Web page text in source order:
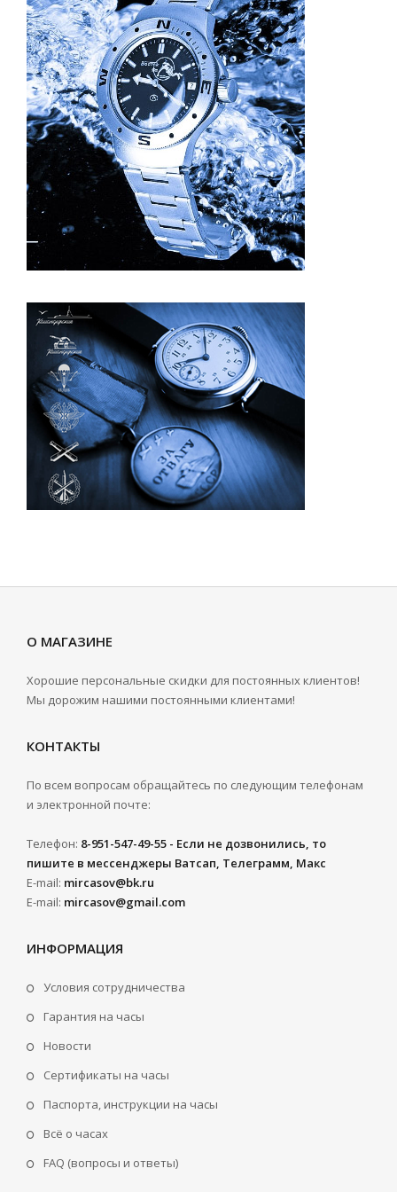
О МАГАЗИНЕ
Хорошие персональные скидки для постоянных клиентов!
Мы дорожим нашими постоянными клиентами!
КОНТАКТЫ
По всем вопросам обращайтесь по следующим телефонам
и электронной почте:
Телефон: 8-951-547-49-55 - Если не дозвонились, то
пишите в мессенджеры Ватсап, Телеграмм, Макс
E-mail: mircasov@bk.ru
E-mail: mircasov@gmail.com
ИНФОРМАЦИЯ
Условия сотрудничества
Гарантия на часы
Новости
Сертификаты на часы
Паспорта, инструкции на часы
Всё о часах
FAQ (вопросы и ответы)